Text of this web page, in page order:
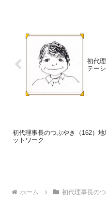
初代
テー
初代理事長のつぶやき（162）地
ットワーク
ホーム 初代理事長の